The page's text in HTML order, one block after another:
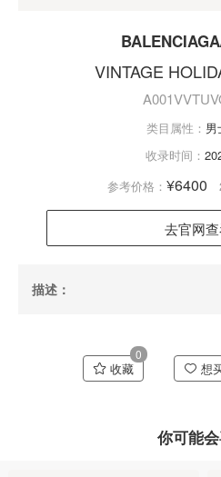
VINTAGE
类目属性： 男
收录时间：
参考价格： ¥6400
去官网
描述：
收藏
0
想
你可能